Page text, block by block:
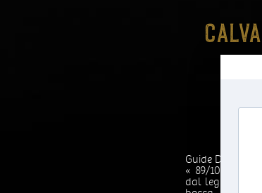
Guide Des Vins
« 89/100 -
dal legno,